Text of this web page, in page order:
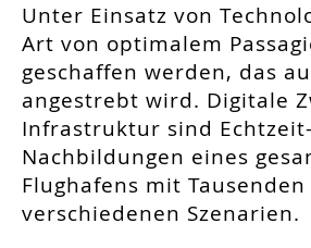
Unter Einsatz von
Art von optimalem
geschaffen werden, das
angestrebt wird. Digitale
Infrastruktur sind Echtzeit-
Nachbildungen eines
Flughafens mit Tausenden
verschiedenen Szenarien.